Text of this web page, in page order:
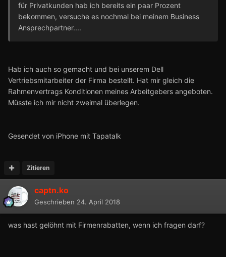
für Privatkunden hab ich bereits ein paar Prozent
bekommen, versuche es nochmal bei meinem Business
Ansprechpartner....
Hab ich auch so gemacht und bei unserem Dell
Vertriebsmitarbeiter der Firma bestellt. Hat mir gleich die
Rahmenvertrags Konditionen meines Arbeitgebers angeboten.
Müsste ich mir nicht zweimal überlegen.
Gesendet von iPhone mit Tapatalk
Zitieren
captn.ko
Geschrieben 24. April 2018
was hast gelöhnt mit Firmenrabatten, wenn ich fragen darf?